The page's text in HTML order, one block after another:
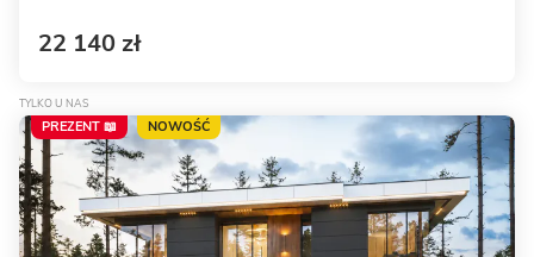
22 140 zł
TYLKO U NAS
PREZENT 📖 NOWOŚĆ